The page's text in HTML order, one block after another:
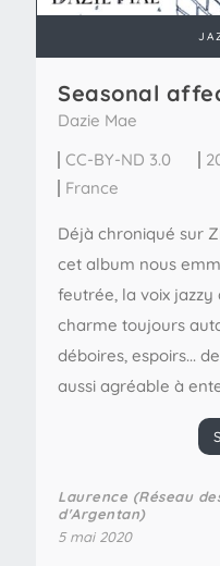
Seasonal
Dazie Mae
CC-BY-ND 3.0
France
Déjà chroniqué sur
cet album nous
feutrée, la voix
charme toujours
déboires, espoirs...
aussi agréable à
Laurence (Réseau
d'Argentan)
5 mai 2020